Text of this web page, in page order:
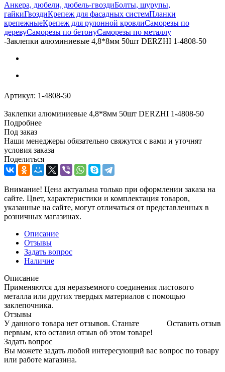
Анкера, дюбели, дюбель-гвоздиБолты, шурупы,
гайкиГвоздиКрепеж для фасадных системПланки
крепежныеКрепеж для рулонной кровлиСаморезы по
деревуСаморезы по бетонуСаморезы по металлу
-Заклепки алюминиевые 4,8*8мм 50шт DERZHI 1-4808-50
Артикул: 1-4808-50
Заклепки алюминиевые 4,8*8мм 50шт DERZHI 1-4808-50
Подробнее
Под заказ
Наши менеджеры обязательно свяжутся с вами и уточнят
условия заказа
Поделиться
Внимание! Цена актуальна только при оформлении заказа на
сайте. Цвет, характеристики и комплектация товаров,
указанные на сайте, могут отличаться от представленных в
розничных магазинах.
Описание
Отзывы
Задать вопрос
Наличие
Описание
Применяются для неразъемного соединения листового
металла или других твердых материалов с помощью
заклепочника.
Отзывы
Оставить отзыв
У данного товара нет отзывов. Станьте
первым, кто оставил отзыв об этом товаре!
Задать вопрос
Вы можете задать любой интересующий вас вопрос по товару
или работе магазина.